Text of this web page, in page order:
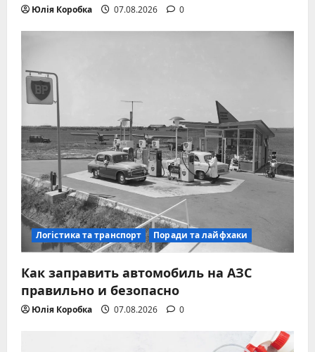
Юлія Коробка 07.08.2026 0
Логістика та транспорт Поради та лайфхаки
Как заправить автомобиль на АЗС
правильно и безопасно
Юлія Коробка 07.08.2026 0